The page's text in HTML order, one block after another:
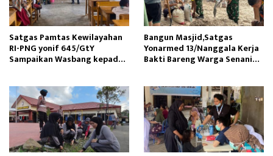
Satgas Pamtas Kewilayahan
RI-PNG yonif 645/GtY
Sampaikan Wasbang kepada
Bangun Masjid,Satgas
Yonarmed 13/Nanggala Kerja
Bakti Bareng Warga Senaning